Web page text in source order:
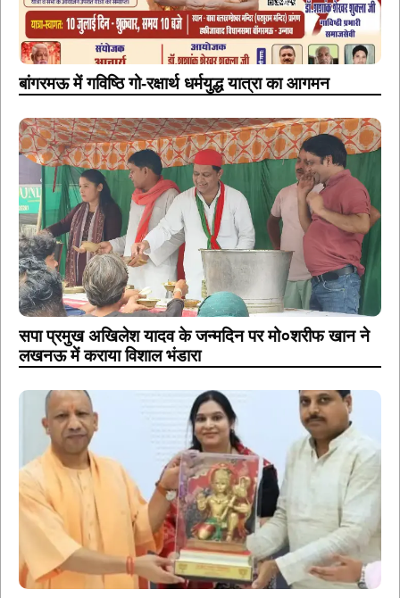
बांगरमऊ में गविष्ठि गो-रक्षार्थ धर्मयुद्ध यात्रा का आगमन
सपा प्रमुख अखिलेश यादव के जन्मदिन पर मो०शरीफ खान ने
लखनऊ में कराया विशाल भंडारा